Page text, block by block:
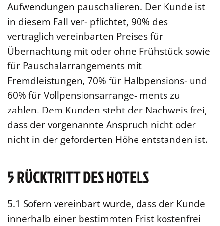
Aufwendungen pauschalieren. Der Kunde ist
in diesem Fall ver- pflichtet, 90% des
vertraglich vereinbarten Preises für
Übernachtung mit oder ohne Frühstück sowie
für Pauschalarrangements mit
Fremdleistungen, 70% für Halbpensions- und
60% für Vollpensionsarrange- ments zu
zahlen. Dem Kunden steht der Nachweis frei,
dass der vorgenannte Anspruch nicht oder
nicht in der geforderten Höhe entstanden ist.
5 RÜCKTRITT DES HOTELS
5.1 Sofern vereinbart wurde, dass der Kunde
innerhalb einer bestimmten Frist kostenfrei